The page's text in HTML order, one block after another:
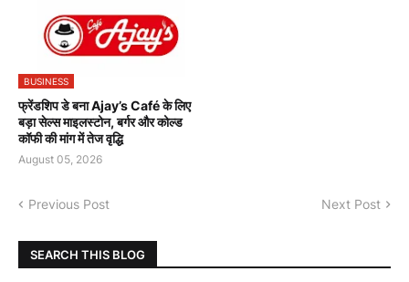
BUSINESS
फ्रेंडशिप डे बना Ajay’s Café के लिए
बड़ा सेल्स माइलस्टोन, बर्गर और कोल्ड
कॉफी की मांग में तेज वृद्धि
August 05, 2026
Previous Post Next Post
SEARCH THIS BLOG